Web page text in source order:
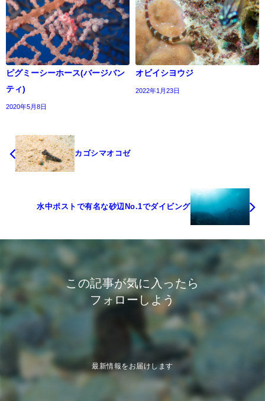
ピグミーシーホース(バージバン
ティ)
2020年5月8日
オビイシヨウジ
2022年1月23日
カゴシマオコゼ
水中ポストで有名な砂辺No.1でダイビング
この記事が気に入ったら
フォローしよう
最新情報をお届けします